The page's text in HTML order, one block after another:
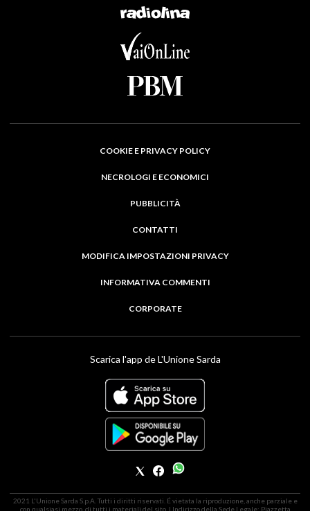
COOKIE E PRIVACY POLICY
NECROLOGI E ECONOMICI
PUBBLICITÀ
CONTATTI
MODIFICA IMPOSTAZIONI PRIVACY
INFORMATIVA COMMENTI
CORPORATE
Scarica l'app de L'Unione Sarda
2021 L'Unione Sarda S.p.A. Tutti i diritti riservati. É vietata la riproduzione, anche parziale e
con qualsiasi mezzo, di tutti i materiali del sito. | Indirizzo della Sede Legale: Piazzetta